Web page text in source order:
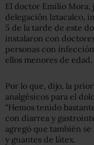
El doctor Emilio Mora,
delegación Iztacalco,
5 de la tarde de este
instalaron con
personas con
ellos menores de edad.
Por lo que, dijo, la
analgésicos para el
“Hemos tenido
con diarrea y
agregó que también
y guantes de látex.